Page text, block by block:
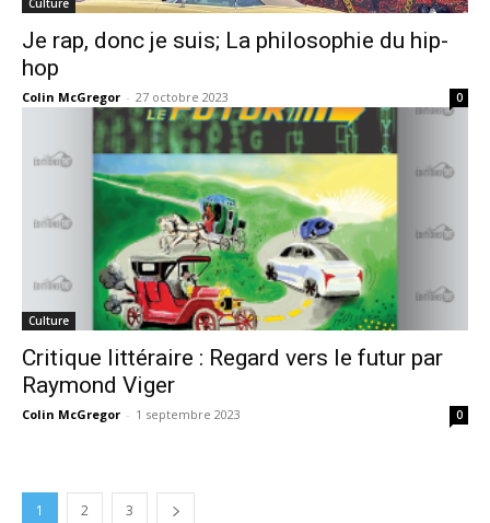
Je rap, donc je suis; La philosophie du hip-
hop
Colin McGregor - 27 octobre 2023 0
Culture
Critique littéraire : Regard vers le futur par
Raymond Viger
Colin McGregor - 1 septembre 2023 0
1 2 3